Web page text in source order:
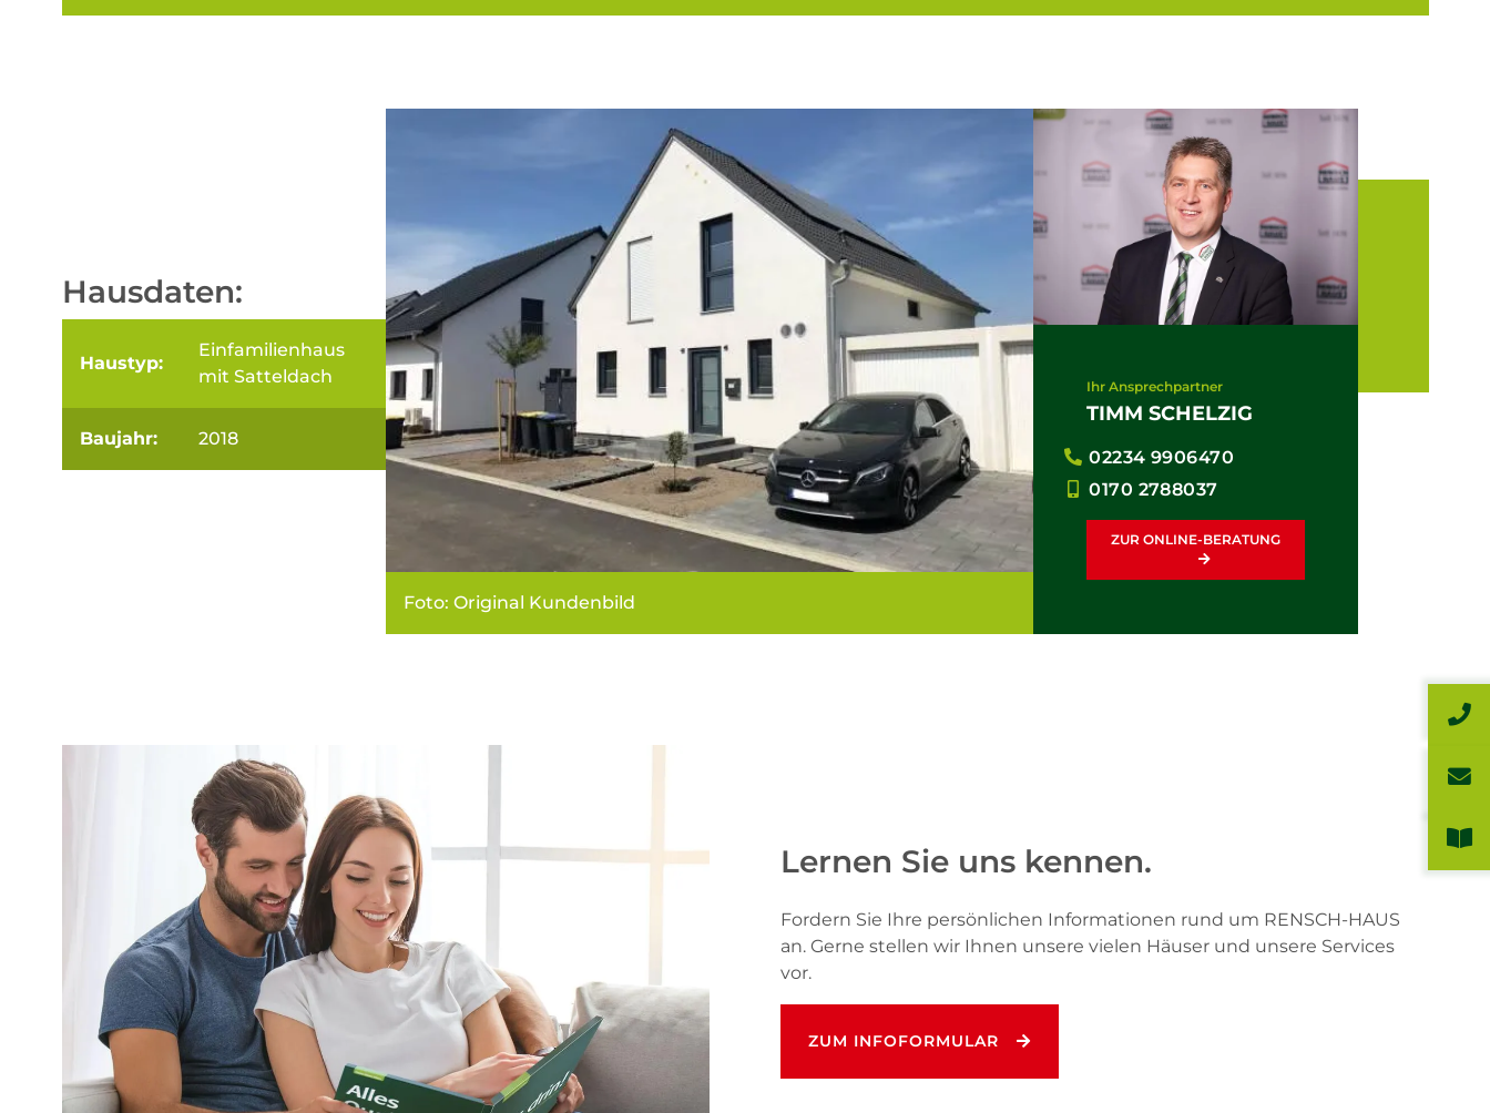
Hausdaten:
Haustyp:
Einfamilienhaus
mit Satteldach
Baujahr: 2018
Foto: Original Kundenbild
Ihr Ansprechpartner
TIMM SCHELZIG
02234 9906470
0170 2788037
ZUR ONLINE-BERATUNG
Lernen Sie uns kennen.
Fordern Sie Ihre persönlichen Informationen rund um RENSCH-HAUS
an. Gerne stellen wir Ihnen unsere vielen Häuser und unsere Services
vor.
ZUM INFOFORMULAR